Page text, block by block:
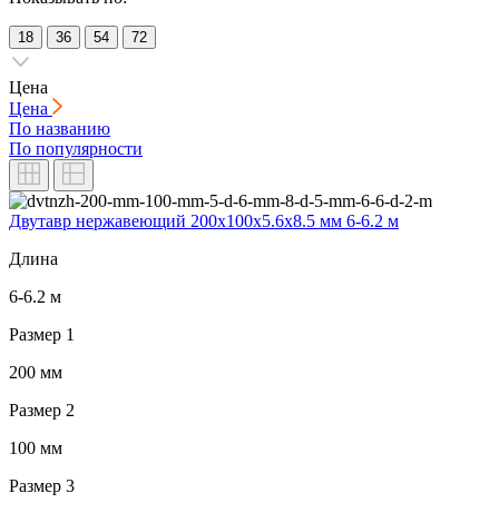
18 36 54 72
Цена
Цена
По названию
По популярности
Двутавр нержавеющий 200x100x5.6x8.5 мм 6-6.2 м
Длина
6-6.2 м
Размер 1
200 мм
Размер 2
100 мм
Размер 3